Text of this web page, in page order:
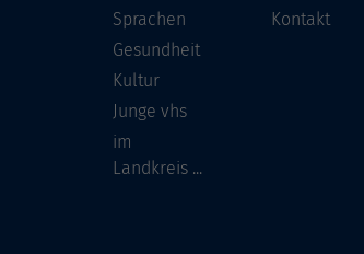
Sprachen
Gesundheit
Kultur
Junge vhs
im
Landkreis ...
Kontakt